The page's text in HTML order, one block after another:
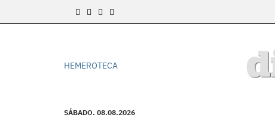
HEMEROTECA
SÁBADO. 08.08.2026